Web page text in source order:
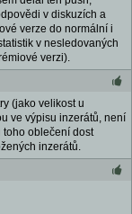
v diskuzích a
verze do normální i
v nesledovaných
verzi).
(jako velikost u
ve výpisu inzerátů, není
toho oblečení dost
inzerátů.